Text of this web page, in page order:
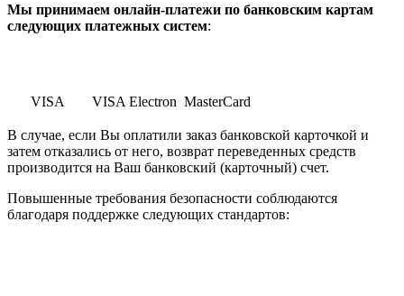
Мы принимаем онлайн-платежи по банковским картам
cледующих платежных систем:
VISA VISA Electron MasterCard
В случае, если Вы оплатили заказ банковской карточкой и
затем отказались от него, возврат переведенных средств
производится на Ваш банковский (карточный) счет.
Повышенные требования безопасности соблюдаются
благодаря поддержке следующих стандартов: